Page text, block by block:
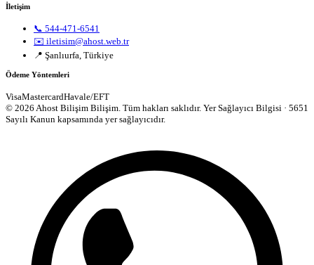
İletişim
📞 544-471-6541
✉️ iletisim@ahost.web.tr
📍 Şanlıurfa, Türkiye
Ödeme Yöntemleri
VisaMastercardHavale/EFT
© 2026 Ahost Bilişim Bilişim. Tüm hakları saklıdır. Yer Sağlayıcı Bilgisi · 5651
Sayılı Kanun kapsamında yer sağlayıcıdır.